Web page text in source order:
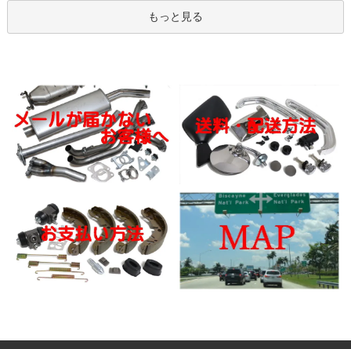
もっと見る